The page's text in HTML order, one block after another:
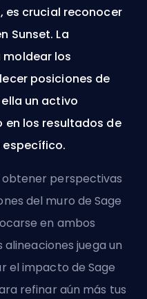
es crucial reconocer
Sunset. La
los
posiciones de
un activo
en los resultados de
obtener perspectivas
del muro de Sage
en ambos
alineaciones juega un
el impacto de Sage
refinar aún más tus